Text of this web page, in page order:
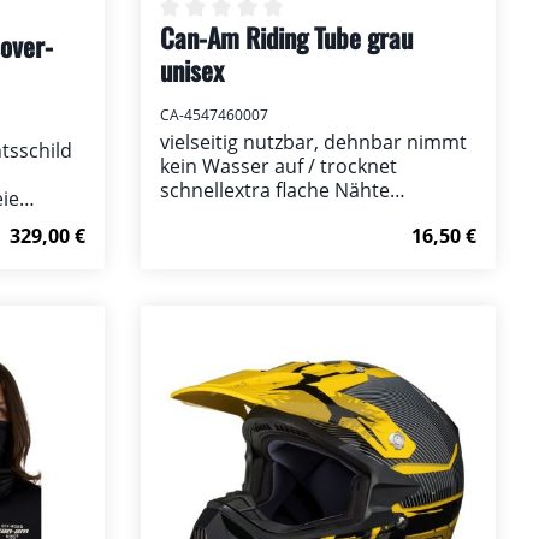
von 0 von 5 Sternen
in
und
Regulärer Preis:
329,00 €
Durchschnittliche Bewertung von 0
Can-Am Riding Tube grau
unisex
CA-4547460007
vielseitig nutzbar, dehnbar nimmt
kein Wasser auf / trocknet
schnellextra flache Nähte
Haut88% Polyesterjersey,12 %Regulärer
16,50 €